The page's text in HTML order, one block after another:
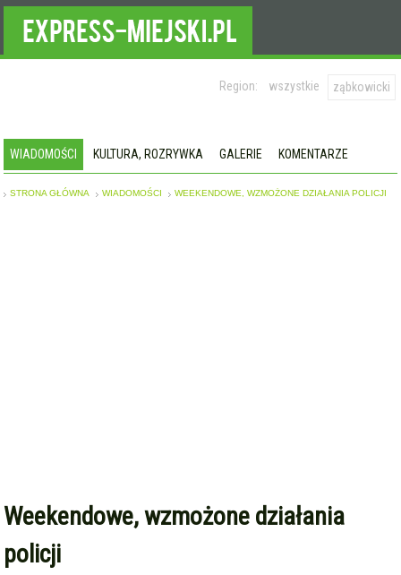
Region: wszystkie ząbkowicki
WIADOMOŚCI KULTURA, ROZRYWKA GALERIE KOMENTARZE
STRONA GŁÓWNA WIADOMOŚCI WEEKENDOWE, WZMOŻONE DZIAŁANIA POLICJI
Weekendowe, wzmożone działania
policji